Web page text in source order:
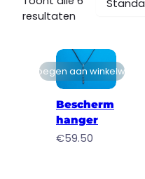
resultaten
Toevoegen aan winkelwagen
Bescherm
hanger
€59.50